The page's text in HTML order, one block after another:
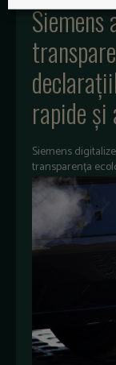
Siemens
rapide și
Siemens
transparența